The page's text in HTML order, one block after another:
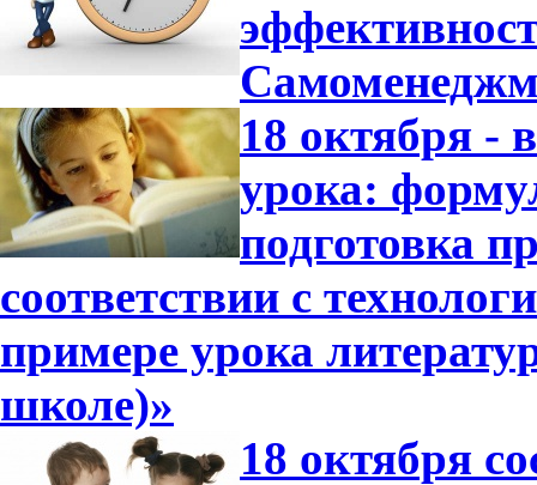
18 октября -
урока:
подготовка
соответствии с
примере урока
школе)»
18 октября